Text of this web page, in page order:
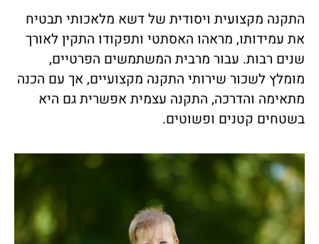
התקנה מקצועית ויסודית של דשא מלאכותי תבטיח
את עמידותו, מראהו האסתטי ותפקודו התקין לאורך
שנים רבות. עבור מרבית המשתמשים הפרטיים,
מומלץ לשכור שירותי התקנה מקצועיים, אך עם הכנה
מתאימה והדרכה, התקנה עצמית אפשרית גם היא
בשטחים קטנים ופשוטים.